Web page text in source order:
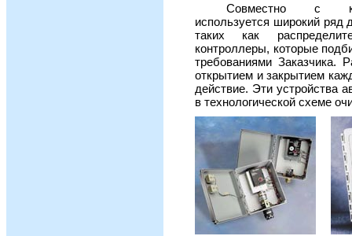
Совместно с
используется широкий ряд
таких как
контроллеры, которые
требованиями Заказчика.
открытием и закрытием
действие. Эти устройства
в технологической схеме